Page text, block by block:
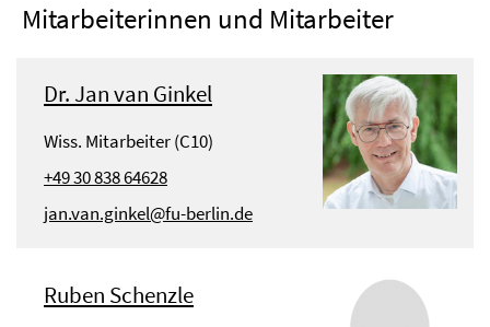
Mitarbeiterinnen und Mitarbeiter
Dr. Jan van Ginkel
Wiss. Mitarbeiter (C10)
+49 30 838 64628
jan.van.ginkel@fu-berlin.de
Ruben Schenzle